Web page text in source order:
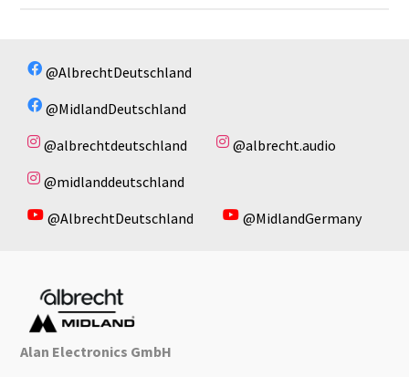
@AlbrechtDeutschland
@MidlandDeutschland
@albrechtdeutschland
@albrecht.audio
@midlanddeutschland
@AlbrechtDeutschland
@MidlandGermany
Alan Electronics GmbH